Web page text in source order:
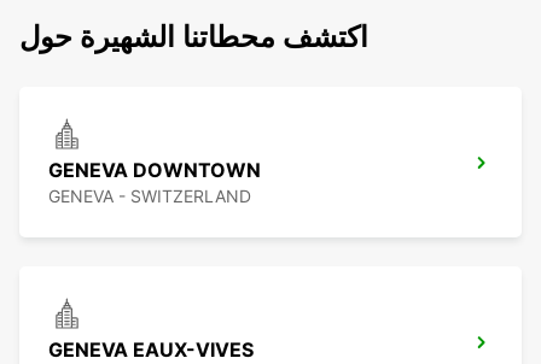
اكتشف محطاتنا الشهيرة حول
GENEVA DOWNTOWN
GENEVA - SWITZERLAND
GENEVA EAUX-VIVES